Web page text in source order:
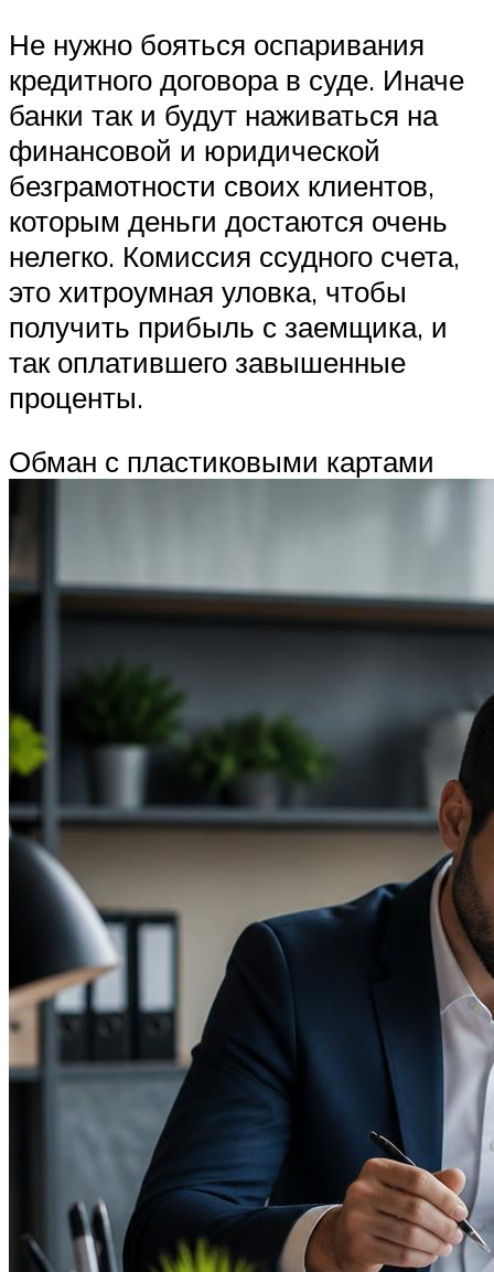
Не нужно бояться оспаривания
кредитного договора в суде. Иначе
банки так и будут наживаться на
финансовой и юридической
безграмотности своих клиентов,
которым деньги достаются очень
нелегко. Комиссия ссудного счета,
это хитроумная уловка, чтобы
получить прибыль с заемщика, и
так оплатившего завышенные
проценты.
Обман с пластиковыми картами